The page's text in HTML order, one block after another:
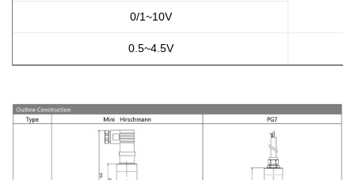
0/1~10V
0.5~4.5V